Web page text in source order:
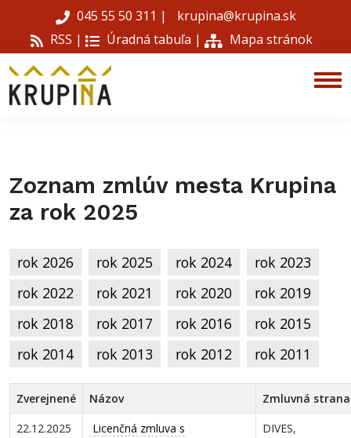
045 55 50 311 |
krupina@krupina.sk
RSS |
Úradná tabuľa | Mapa stránok
Zoznam zmlúv mesta Krupina
za rok 2025
rok 2026 rok 2025 rok 2024
rok 2023
rok 2022
rok 2021 rok 2020
rok 2019
rok 2018
rok 2017 rok 2016
rok 2015
rok 2014
rok 2013 rok 2012 rok 2011
Zverejnené Názov
Zmluvná strana
22.12.2025
Licenčná zmluva s
DIVES,